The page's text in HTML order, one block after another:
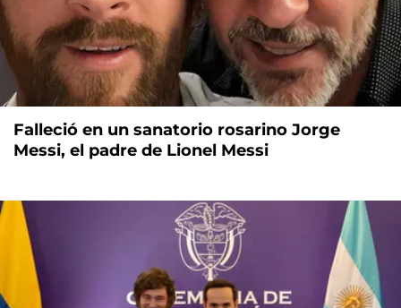
Falleció en un sanatorio rosarino Jorge
Messi, el padre de Lionel Messi